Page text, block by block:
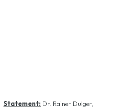
Statement: Dr. Rainer Dulger,